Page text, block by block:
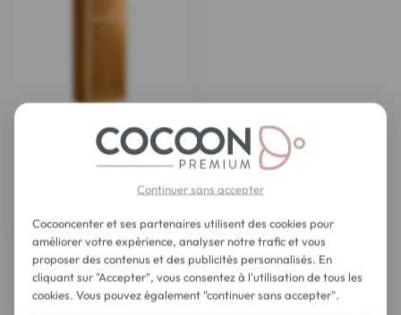
Lancaster
Self Tan Gelée Autobronzante
Corps 125 ml
Autobronzants pour le corps
Continuer sans accepter
Cocooncenter et ses partenaires utilisent des cookies pour
améliorer votre expérience, analyser notre trafic et vous
proposer des contenus et des publicités personnalisés. En
cliquant sur "Accepter", vous consentez à l'utilisation de tous les
cookies. Vous pouvez également "continuer sans accepter".